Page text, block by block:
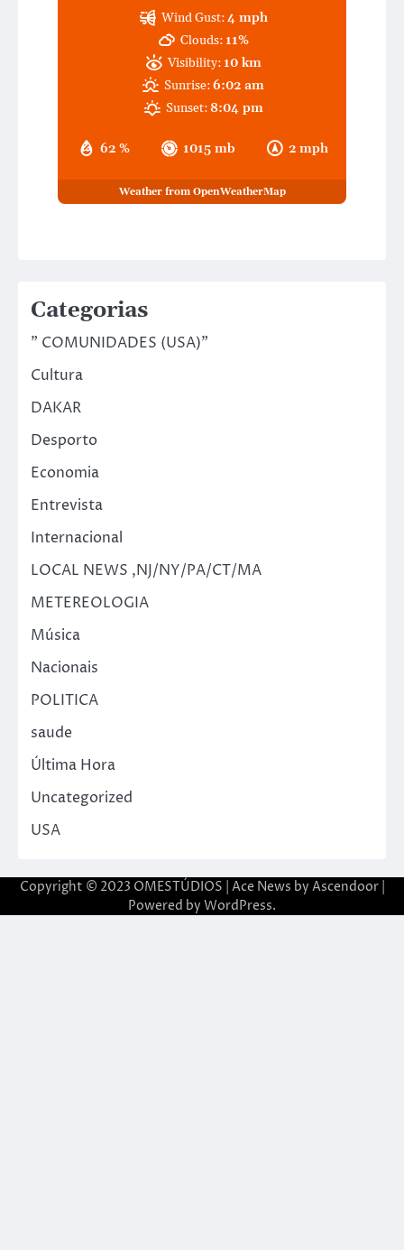
62 % 1015 mb 2 mph
Wind Gust:4 mph
Clouds: 11%
Visibility: 10 km
Sunrise:6:02 am
Sunset:8:04 pm
Weather from OpenWeatherMap
Categorias
" COMUNIDADES (USA)"
Cultura
DAKAR
Desporto
Economia
Entrevista
Internacional
LOCAL NEWS ,NJ/NY/PA/CT/MA
METEREOLOGIA
Música
Nacionais
POLITICA
saude
Última Hora
Uncategorized
USA
Copyright © 2023 OMESTÚDIOS | Ace News by Ascendoor|
Powered by WordPress.